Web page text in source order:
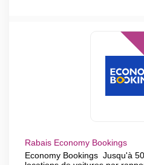
Rabais Economy Bookings
Economy Bookings Jusqu'à